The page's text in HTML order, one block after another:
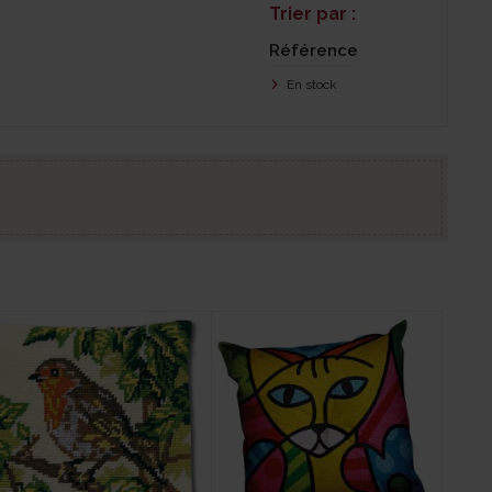
Trier par :
Référence
En stock